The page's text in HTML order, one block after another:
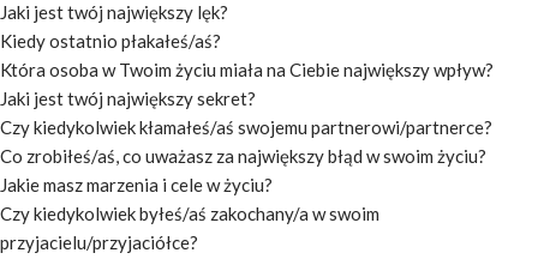
Jaki jest twój największy lęk?
Kiedy ostatnio płakałeś/aś?
Która osoba w Twoim życiu miała na Ciebie największy wpływ?
Jaki jest twój największy sekret?
Czy kiedykolwiek kłamałeś/aś swojemu partnerowi/partnerce?
Co zrobiłeś/aś, co uważasz za największy błąd w swoim życiu?
Jakie masz marzenia i cele w życiu?
Czy kiedykolwiek byłeś/aś zakochany/a w swoim
przyjacielu/przyjaciółce?